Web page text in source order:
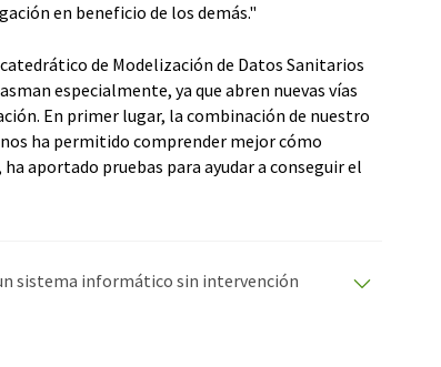
en beneficio de los demás."
de Modelización de Datos Sanitarios
especialmente, ya que abren nuevas vías
En primer lugar, la combinación de nuestro
ha permitido comprender mejor cómo
aportado pruebas para ayudar a conseguir el
sistema informático sin intervención